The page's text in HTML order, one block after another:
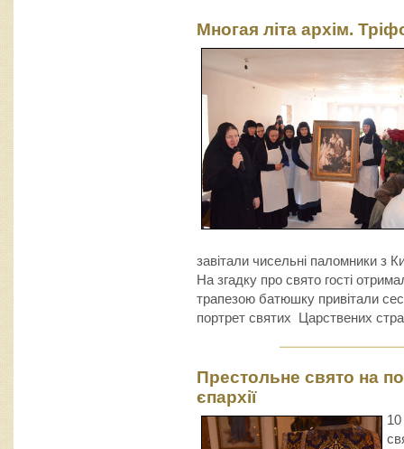
Многая літа архім.
завітали чисельні паломники з
На згадку про свято гості
трапезою батюшку привітали
портрет святих Царствених
Престольне свято на
єпархії